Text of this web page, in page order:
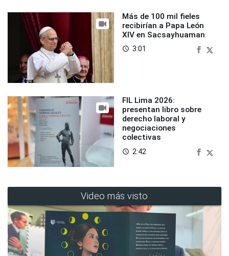
Más de 100 mil fieles
recibirían a Papa León
XIV en Sacsayhuaman
access_time 3:01
FIL Lima 2026:
presentan libro sobre
derecho laboral y
negociaciones
colectivas
access_time 2:42
Video más visto